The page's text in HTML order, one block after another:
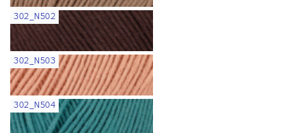
302_N502
302_N503
302_N504